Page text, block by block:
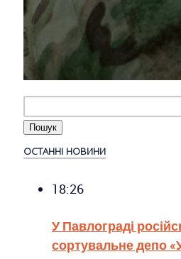
ОСТАННІ НОВИНИ
18:26
У Павлограді
сортувальне депо